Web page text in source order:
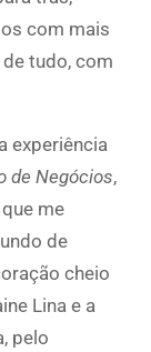
com mais
tudo, com
experiência
de Negócios,
me
de
cheio
Lina e a
pelo